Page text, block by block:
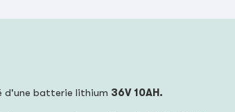
d'une batterie lithium 36V 10AH.